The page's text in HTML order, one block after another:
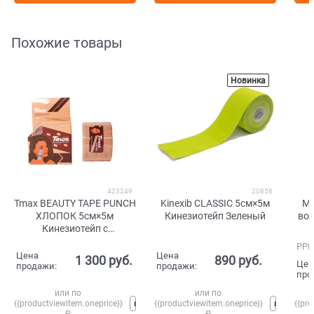
Похожие товары
423249
Tmax BEAUTY TAPE PUNCH
ХЛОПОК 5см×5м
Кинезиотейп с
Цена
продажи:
1 300 руб.
или по
{{productviewitem.oneprice}}
Новинка
20858
Kinexib CLASSIC 5см×5м
Кинезиотейп Зеленый
Цена
продажи:
890 руб.
или по
{{productviewitem.oneprice}}